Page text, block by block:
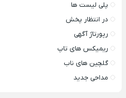
پلی لیست ها
در انتظار پخش
رپورتاژ آگهی
ریمیکس های تاپ
گلچین های ناب
مداحی جدید